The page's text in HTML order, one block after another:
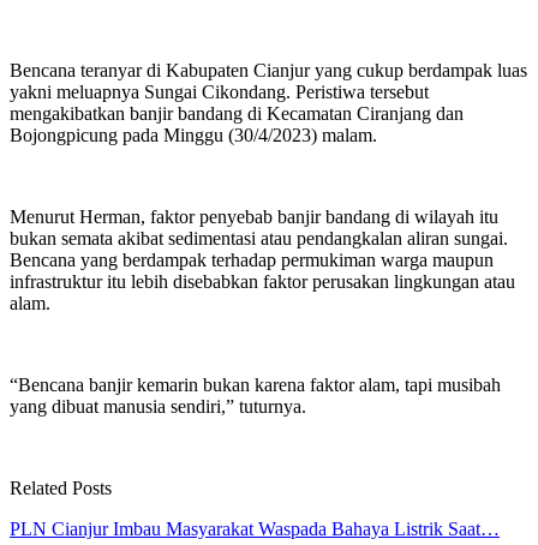
Bencana teranyar di Kabupaten Cianjur yang cukup berdampak luas
yakni meluapnya Sungai Cikondang. Peristiwa tersebut
mengakibatkan banjir bandang di Kecamatan Ciranjang dan
Bojongpicung pada Minggu (30/4/2023) malam.
Menurut Herman, faktor penyebab banjir bandang di wilayah itu
bukan semata akibat sedimentasi atau pendangkalan aliran sungai.
Bencana yang berdampak terhadap permukiman warga maupun
infrastruktur itu lebih disebabkan faktor perusakan lingkungan atau
alam.
“Bencana banjir kemarin bukan karena faktor alam, tapi musibah
yang dibuat manusia sendiri,” tuturnya.
Related Posts
PLN Cianjur Imbau Masyarakat Waspada Bahaya Listrik Saat…